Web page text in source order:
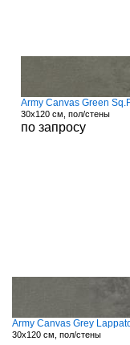
Army Canvas Green
30x120 см, пол/стены
по запросу
Army Canvas Grey
30x120 см, пол/стены